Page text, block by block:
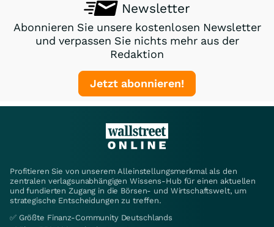
Newsletter
Abonnieren Sie unsere kostenlosen Newsletter
und verpassen Sie nichts mehr aus der
Redaktion
Jetzt abonnieren!
Profitieren Sie von unserem Alleinstellungsmerkmal als den
zentralen verlagsunabhängigen Wissens-Hub für einen aktuellen
und fundierten Zugang in die Börsen- und Wirtschaftswelt, um
strategische Entscheidungen zu treffen.
✅ Größte Finanz-Community Deutschlands